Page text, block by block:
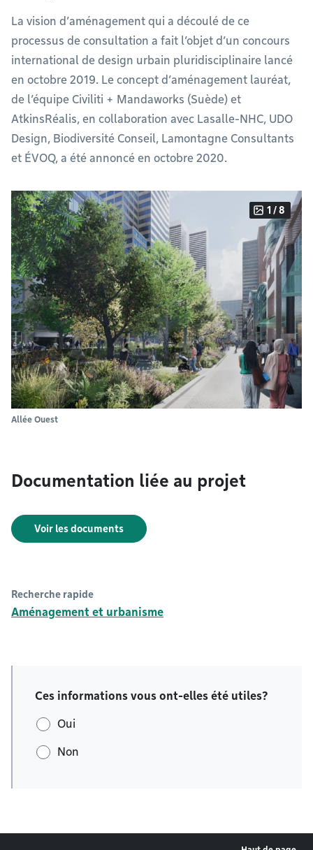
La vision d’aménagement qui a découlé de ce
processus de consultation a fait l’objet d’un concours
international de design urbain pluridisciplinaire lancé
en octobre 2019. Le concept d’aménagement lauréat,
de l’équipe Civiliti + Mandaworks (Suède) et
AtkinsRéalis, en collaboration avec Lasalle-NHC, UDO
Design, Biodiversité Conseil, Lamontagne Consultants
et ÉVOQ, a été annoncé en octobre 2020.
1 / 8
Allée Ouest
Documentation liée au projet
Voir les documents
Recherche rapide
Aménagement et urbanisme
Ces informations vous ont-elles été utiles?
Oui
Non